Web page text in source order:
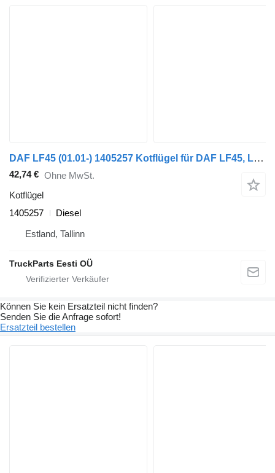
DAF LF45 (01.01-) 1405257 Kotflügel für DAF LF45, LF55, LF180, CF65, CF75, CF85 (2001-) Sattelzugmaschine
42,74 € Ohne MwSt.
Kotflügel
1405257
Diesel
Estland, Tallinn
TruckParts Eesti OÜ
Können Sie kein Ersatzteil nicht finden?
Senden Sie die Anfrage sofort!
Ersatzteil bestellen